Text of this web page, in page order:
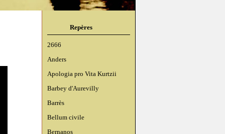
Repères
2666
Anders
Apologia pro Vita Kurtzii
Barbey d'Aurevilly
Barrès
Bellum civile
Bernanos